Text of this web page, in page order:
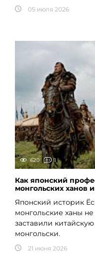
05 июля 2026
620 1
Как японский
монгольских ханов
Японский историк
монгольские ханы
заставили
монгольски.
21 июня 2026